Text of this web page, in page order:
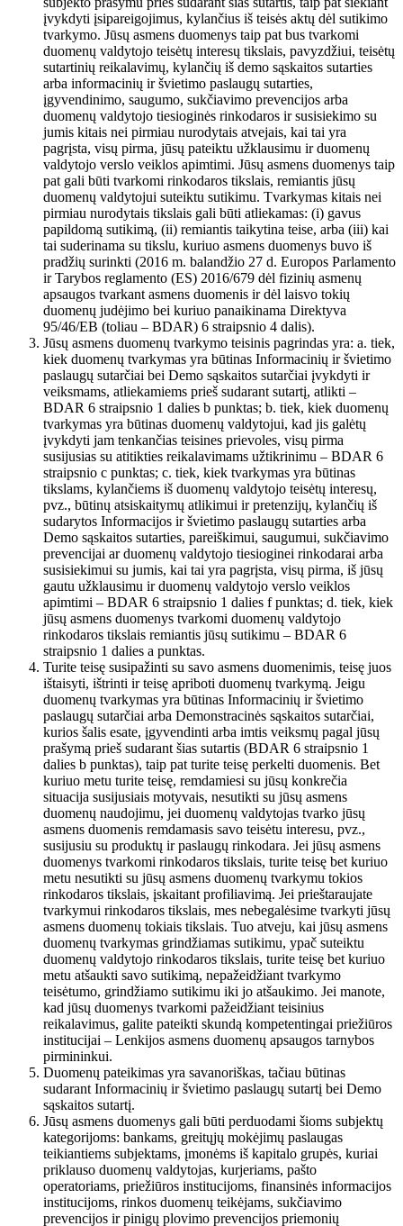
įvykdyti įsipareigojimus, kylančius iš teisės aktų dėl sutikimo
tvarkymo. Jūsų asmens duomenys taip pat bus tvarkomi
duomenų valdytojo teisėtų interesų tikslais, pavyzdžiui, teisėtų
sutartinių reikalavimų, kylančių iš demo sąskaitos sutarties
arba informacinių ir švietimo paslaugų sutarties,
įgyvendinimo, saugumo, sukčiavimo prevencijos arba
duomenų valdytojo tiesioginės rinkodaros ir susisiekimo su
jumis kitais nei pirmiau nurodytais atvejais, kai tai yra
pagrįsta, visų pirma, jūsų pateiktu užklausimu ir duomenų
valdytojo verslo veiklos apimtimi. Jūsų asmens duomenys taip
pat gali būti tvarkomi rinkodaros tikslais, remiantis jūsų
duomenų valdytojui suteiktu sutikimu. Tvarkymas kitais nei
pirmiau nurodytais tikslais gali būti atliekamas: (i) gavus
papildomą sutikimą, (ii) remiantis taikytina teise, arba (iii) kai
tai suderinama su tikslu, kuriuo asmens duomenys buvo iš
pradžių surinkti (2016 m. balandžio 27 d. Europos Parlamento
ir Tarybos reglamento (ES) 2016/679 dėl fizinių asmenų
apsaugos tvarkant asmens duomenis ir dėl laisvo tokių
duomenų judėjimo bei kuriuo panaikinama Direktyva
95/46/EB (toliau – BDAR) 6 straipsnio 4 dalis).
Jūsų asmens duomenų tvarkymo teisinis pagrindas yra: a. tiek,
kiek duomenų tvarkymas yra būtinas Informacinių ir švietimo
paslaugų sutarčiai bei Demo sąskaitos sutarčiai įvykdyti ir
veiksmams, atliekamiems prieš sudarant sutartį, atlikti –
BDAR 6 straipsnio 1 dalies b punktas; b. tiek, kiek duomenų
tvarkymas yra būtinas duomenų valdytojui, kad jis galėtų
įvykdyti jam tenkančias teisines prievoles, visų pirma
susijusias su atitikties reikalavimams užtikrinimu – BDAR 6
straipsnio c punktas; c. tiek, kiek tvarkymas yra būtinas
tikslams, kylančiems iš duomenų valdytojo teisėtų interesų,
pvz., būtinų atsiskaitymų atlikimui ir pretenzijų, kylančių iš
sudarytos Informacijos ir švietimo paslaugų sutarties arba
Demo sąskaitos sutarties, pareiškimui, saugumui, sukčiavimo
prevencijai ar duomenų valdytojo tiesioginei rinkodarai arba
susisiekimui su jumis, kai tai yra pagrįsta, visų pirma, iš jūsų
gautu užklausimu ir duomenų valdytojo verslo veiklos
apimtimi – BDAR 6 straipsnio 1 dalies f punktas; d. tiek, kiek
jūsų asmens duomenys tvarkomi duomenų valdytojo
rinkodaros tikslais remiantis jūsų sutikimu – BDAR 6
straipsnio 1 dalies a punktas.
Turite teisę susipažinti su savo asmens duomenimis, teisę juos
ištaisyti, ištrinti ir teisę apriboti duomenų tvarkymą. Jeigu
duomenų tvarkymas yra būtinas Informacinių ir švietimo
paslaugų sutarčiai arba Demonstracinės sąskaitos sutarčiai,
kurios šalis esate, įgyvendinti arba imtis veiksmų pagal jūsų
prašymą prieš sudarant šias sutartis (BDAR 6 straipsnio 1
dalies b punktas), taip pat turite teisę perkelti duomenis. Bet
kuriuo metu turite teisę, remdamiesi su jūsų konkrečia
situacija susijusiais motyvais, nesutikti su jūsų asmens
duomenų naudojimu, jei duomenų valdytojas tvarko jūsų
asmens duomenis remdamasis savo teisėtu interesu, pvz.,
susijusiu su produktų ir paslaugų rinkodara. Jei jūsų asmens
duomenys tvarkomi rinkodaros tikslais, turite teisę bet kuriuo
metu nesutikti su jūsų asmens duomenų tvarkymu tokios
rinkodaros tikslais, įskaitant profiliavimą. Jei prieštaraujate
tvarkymui rinkodaros tikslais, mes nebegalėsime tvarkyti jūsų
asmens duomenų tokiais tikslais. Tuo atveju, kai jūsų asmens
duomenų tvarkymas grindžiamas sutikimu, ypač suteiktu
duomenų valdytojo rinkodaros tikslais, turite teisę bet kuriuo
metu atšaukti savo sutikimą, nepažeidžiant tvarkymo
teisėtumo, grindžiamo sutikimu iki jo atšaukimo. Jei manote,
kad jūsų duomenys tvarkomi pažeidžiant teisinius
reikalavimus, galite pateikti skundą kompetentingai priežiūros
institucijai – Lenkijos asmens duomenų apsaugos tarnybos
pirmininkui.
Duomenų pateikimas yra savanoriškas, tačiau būtinas
sudarant Informacinių ir švietimo paslaugų sutartį bei Demo
sąskaitos sutartį.
Jūsų asmens duomenys gali būti perduodami šioms subjektų
kategorijoms: bankams, greitųjų mokėjimų paslaugas
teikiantiems subjektams, įmonėms iš kapitalo grupės, kuriai
priklauso duomenų valdytojas, kurjeriams, pašto
operatoriams, priežiūros institucijoms, finansinės informacijos
institucijoms, rinkos duomenų teikėjams, sukčiavimo
prevencijos ir pinigų plovimo prevencijos priemonių